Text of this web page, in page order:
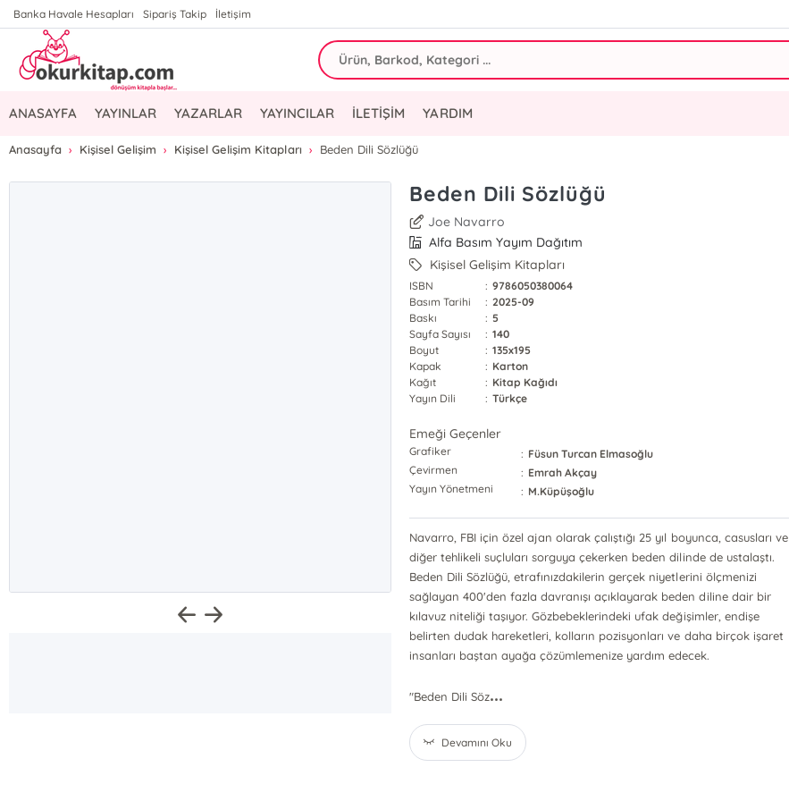
Banka Havale Hesapları Sipariş Takip İletişim
ANASAYFA YAYINLAR YAZARLAR YAYINCILAR İLETİŞİM YARDIM
Anasayfa Kişisel Gelişim Kişisel Gelişim Kitapları Beden Dili Sözlüğü
Beden Dili Sözlüğü
Joe Navarro
Alfa Basım Yayım Dağıtım
Kişisel Gelişim Kitapları
ISBN : 9786050380064
Basım Tarihi
: 2025-09
Baskı
: 5
Sayfa Sayısı
: 140
Boyut
: 135x195
Kapak
: Karton
Kağıt
: Kitap Kağıdı
Yayın Dili
: Türkçe
Emeği Geçenler
Grafiker : Füsun Turcan Elmasoğlu
Çevirmen
: Emrah Akçay
Yayın Yönetmeni
: M.Küpüşoğlu
Navarro, FBI için özel ajan olarak çalıştığı 25 yıl boyunca, casusları ve
diğer tehlikeli suçluları sorguya çekerken beden dilinde de ustalaştı.
Beden Dili Sözlüğü, etrafınızdakilerin gerçek niyetlerini ölçmenizi
sağlayan 400'den fazla davranışı açıklayarak beden diline dair bir
kılavuz niteliği taşıyor. Gözbebeklerindeki ufak değişimler, endişe
belirten dudak hareketleri, kolların pozisyonları ve daha birçok işaret
insanları baştan ayağa çözümlemenize yardım edecek.
"Beden Dili Söz...
Devamını Oku